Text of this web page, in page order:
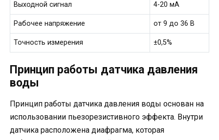
Выходной сигнал 4-20 мА
Рабочее напряжение от 9 до 36 В
Точность измерения ±0,5%
Принцип работы датчика давления
воды
Принцип работы датчика давления воды основан на
использовании пьезорезистивного эффекта. Внутри
датчика расположена диафрагма, которая